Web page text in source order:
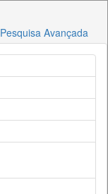
Pesquisa Avançada